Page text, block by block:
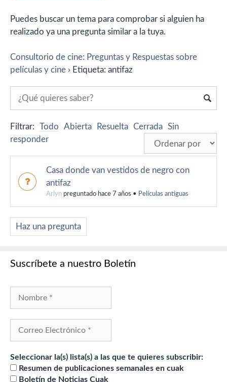
Puedes buscar un tema para comprobar si alguien ha
realizado ya una pregunta similar a la tuya.
Consultorio de cine: Preguntas y Respuestas sobre
películas y cine › Etiqueta: antifaz
Filtrar: Todo Abierta Resuelta Cerrada Sin
responder
Casa donde van vestidos de negro con
antifaz
Arlyn preguntado hace 7 años • Películas antiguas
Haz una pregunta
Suscríbete a nuestro Boletín
Seleccionar la(s) lista(s) a las que te quieres subscribir:
Resumen de publicaciones semanales en cuak
Boletín de Noticias Cuak